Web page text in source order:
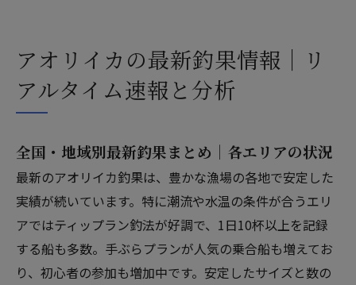
アオリイカの最新釣果情報｜リ
アルタイム速報と分析
全国・地域別最新釣果まとめ｜各エリアの状況
最新のアオリイカ釣果は、豊かな漁場の各地で安定した
実績が続いています。特に潮流や水温の条件が合うエリ
アではティップラン釣法が好調で、1日10杯以上を記録
する船も多数。手ぶらプランが人気の乗合船も増えてお
り、初心者の参加も増加中です。安定したサイズと数の